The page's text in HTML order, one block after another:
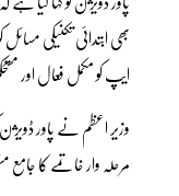
بھی ابتدائی تکنیکی
ایپ کو مکمل فعال اور
وزیر اعظم نے پاور
مرحلہ وار خاتمے کا